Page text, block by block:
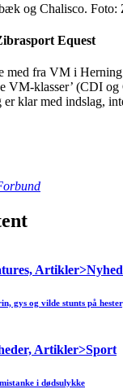
og Chalisco. Foto:
Equest
med fra VM i
VM-klasser’ (CDI
er klar med indslag,
gys og vilde stunts på
Artikler>Sport
i dødsulykke